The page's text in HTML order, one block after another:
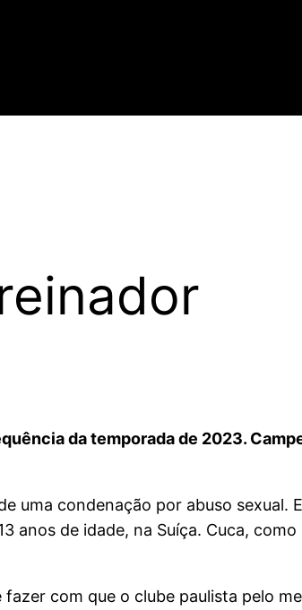
da temporada de 2023.
uma condenação por abuso sexual.
anos de idade, na Suíça. Cuca, como
com que o clube paulista pelo